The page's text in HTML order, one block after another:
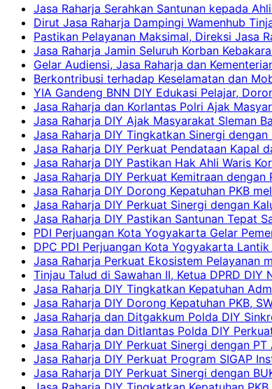
Jasa Raharja Serahkan Santunan kepada
Dirut Jasa Raharja Dampingi Wamenhub
Pastikan Pelayanan Maksimal, Direksi Jasa
Jasa Raharja Jamin Seluruh Korban
Gelar Audiensi, Jasa Raharja dan
Berkontribusi terhadap Keselamatan dan
YIA Gandeng BNN DIY Edukasi Pelajar,
Jasa Raharja dan Korlantas Polri Ajak
Jasa Raharja DIY Ajak Masyarakat Sleman
Jasa Raharja DIY Tingkatkan Sinergi
Jasa Raharja DIY Perkuat Pendataan Kapal
Jasa Raharja DIY Pastikan Hak Ahli Waris
Jasa Raharja DIY Perkuat Kemitraan
Jasa Raharja DIY Dorong Kepatuhan PKB
Jasa Raharja DIY Perkuat Sinergi dengan
Jasa Raharja DIY Pastikan Santunan Tepat
PDI Perjuangan Kota Yogyakarta Gelar
DPC PDI Perjuangan Kota Yogyakarta
Jasa Raharja Perkuat Ekosistem Pelayanan
Tinjau Talud di Sawahan II, Ketua DPRD
Jasa Raharja DIY Tingkatkan Kepatuhan
Jasa Raharja DIY Dorong Kepatuhan PKB,
Jasa Raharja dan Ditgakkum Polda DIY
Jasa Raharja dan Ditlantas Polda DIY
Jasa Raharja DIY Perkuat Sinergi dengan
Jasa Raharja DIY Perkuat Program SIGAP
Jasa Raharja DIY Perkuat Sinergi dengan